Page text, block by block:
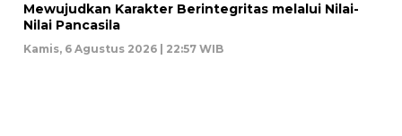
Mewujudkan Karakter Berintegritas melalui Nilai-
Nilai Pancasila
Kamis, 6 Agustus 2026 | 22:57 WIB